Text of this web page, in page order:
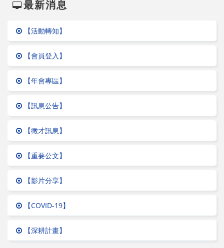
最新消息
【活動轉知】
【會員登入】
【年會專區】
【訊息公告】
【徵才訊息】
【重要公文】
【影片分享】
【COVID-19】
【深耕計畫】